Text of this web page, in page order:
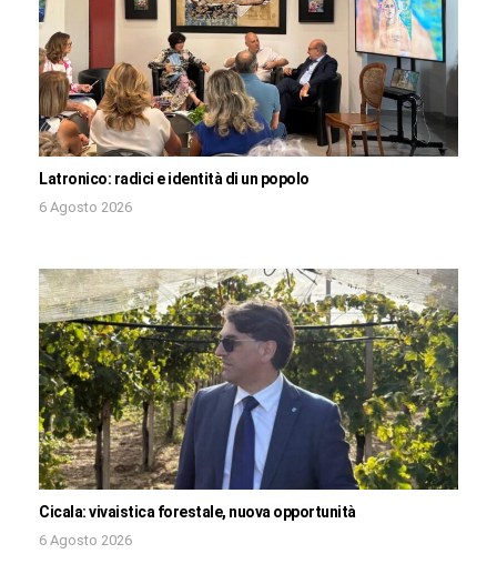
Latronico: radici e identità di un popolo
6 Agosto 2026
Cicala: vivaistica forestale, nuova opportunità
6 Agosto 2026